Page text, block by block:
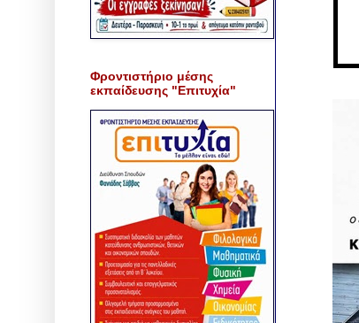
Φροντιστήριο μέσης
εκπαίδευσης "Επιτυχία"